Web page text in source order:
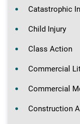
Catastrophic
Child Injury
Class Action
Commercial
Commercial
Construction